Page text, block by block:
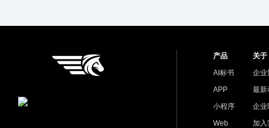
产品
AI标书
APP
小程序
Web
关于
企业
最新
企业
加入